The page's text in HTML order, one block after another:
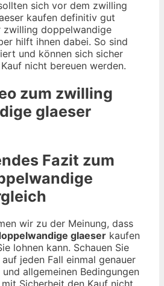
sich vor dem zwilling
kaufen definitiv gut
zwilling doppelwandige
hilft ihnen dabei. So sind
und können sich sicher
nicht bereuen werden.
zum zwilling
glaeser
Fazit zum
wir zu der Meinung, dass
glaeser kaufen
lohnen kann. Schauen Sie
jeden Fall einmal genauer
allgemeinen Bedingungen